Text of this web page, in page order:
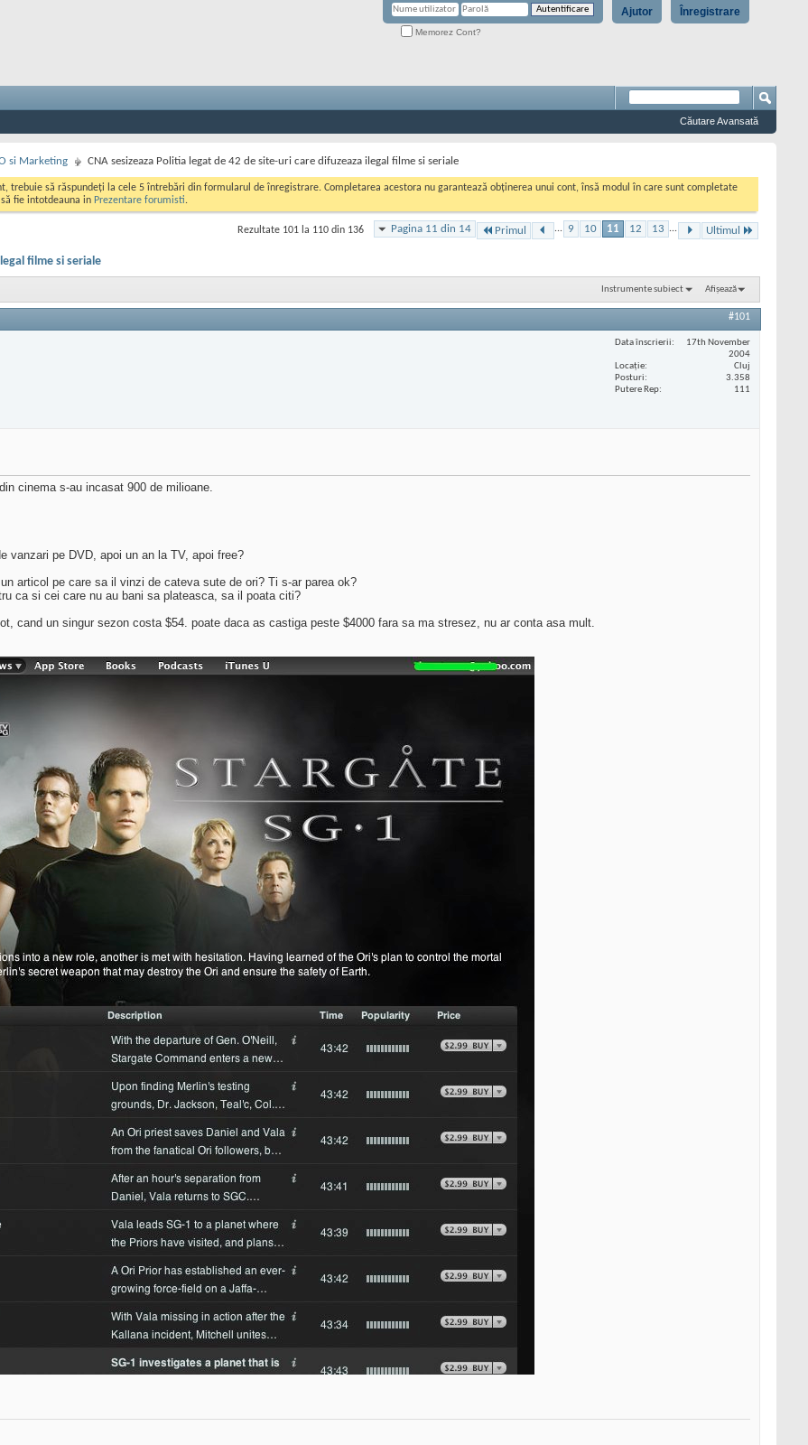
Înregistrare
Ajutor
Memorez Cont?
Căutare Avansată
si Marketing CNA sesizeaza Politia legat de 42 de site-uri care difuzeaza ilegal filme si seriale
trebuie să răspundeți la cele 5 întrebări din formularul de înregistrare. Completarea acestora nu garantează obținerea unui cont, însă modul în care sunt completate
fie intotdeauna in Prezentare forumisti.
Pagina 11 din 14 Primul ... 9 10 11 12 13 ... Ultimul
Rezultate 101 la 110 din 136
filme si seriale
Instrumente subiect Afișează
#101
Data înscrierii
17th November
2004
Locaţie
Cluj
Posturi
3.358
Putere Rep
111
cinema s-au incasat 900 de milioane.
vanzari pe DVD, apoi un an la TV, apoi free?
articol pe care sa il vinzi de cateva sute de ori? Ti s-ar parea ok?
ca si cei care nu au bani sa plateasca, sa il poata citi?
cand un singur sezon costa $54. poate daca as castiga peste $4000 fara sa ma stresez, nu ar conta asa mult.